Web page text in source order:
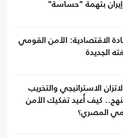
بتهمة "حساسة"
الاقتصادية: الأمن القومي
الجديدة
الاستراتيجي والتخريب
كيف أُعيد تفكيك الأمن
المصري؟